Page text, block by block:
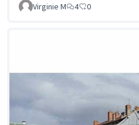
Virginie M 4 0